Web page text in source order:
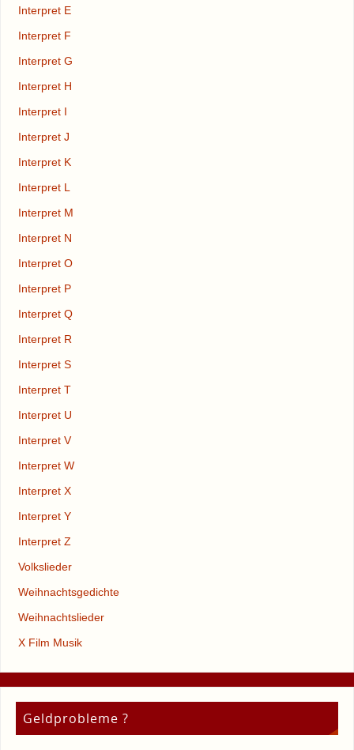
Interpret E
Interpret F
Interpret G
Interpret H
Interpret I
Interpret J
Interpret K
Interpret L
Interpret M
Interpret N
Interpret O
Interpret P
Interpret Q
Interpret R
Interpret S
Interpret T
Interpret U
Interpret V
Interpret W
Interpret X
Interpret Y
Interpret Z
Volkslieder
Weihnachtsgedichte
Weihnachtslieder
X Film Musik
Geldprobleme ?